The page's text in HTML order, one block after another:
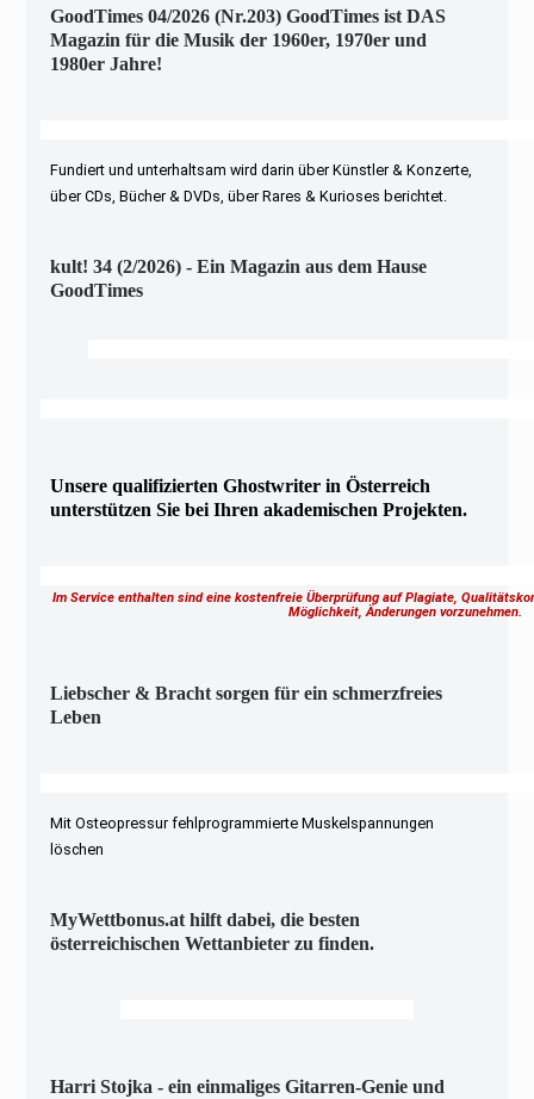
GoodTimes 04/2026 (Nr.203) GoodTimes ist DAS
Magazin für die Musik der 1960er, 1970er und
1980er Jahre!
Fundiert und unterhaltsam wird darin über Künstler & Konzerte,
über CDs, Bücher & DVDs, über Rares & Kurioses berichtet.
kult! 34 (2/2026) - Ein Magazin aus dem Hause
GoodTimes
Unsere qualifizierten Ghostwriter in Österreich
unterstützen Sie bei Ihren akademischen Projekten.
Im Service enthalten sind eine kostenfreie Überprüfung auf Plagiate,
Möglichkeit, Änderungen vorzunehmen.
Liebscher & Bracht sorgen für ein schmerzfreies
Leben
Mit Osteopressur fehlprogrammierte Muskelspannungen
löschen
MyWettbonus.at hilft dabei, die besten
österreichischen Wettanbieter zu finden.
Harri Stojka - ein einmaliges Gitarren-Genie und